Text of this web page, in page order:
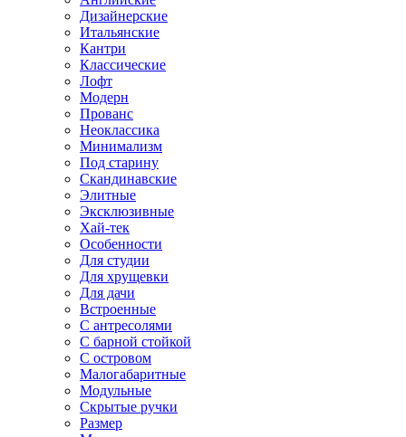
Дизайнерские
Итальянские
Кантри
Классические
Лофт
Модерн
Прованс
Неоклассика
Минимализм
Под старину
Скандинавские
Элитные
Эксклюзивные
Хай-тек
Особенности
Для студии
Для хрущевки
Для дачи
Встроенные
С антресолями
С барной стойкой
С островом
Малогабаритные
Модульные
Скрытые ручки
Размер